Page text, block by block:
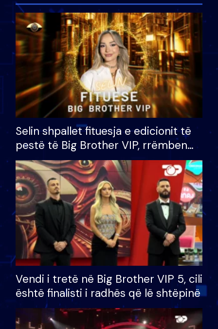
Selin shpallet fituesja e edicionit të
pestë të Big Brother VIP, rrëmben
çmimin e madh prej 100 mijë eurosh
Vendi i tretë në Big Brother VIP 5, cili
është finalisti i radhës që lë shtëpinë